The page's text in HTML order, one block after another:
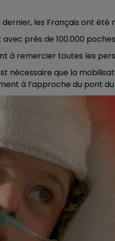
FM
les Français ont été
près de 100.000
à remercier toutes les
nécessaire que la
à l’approche du pont du